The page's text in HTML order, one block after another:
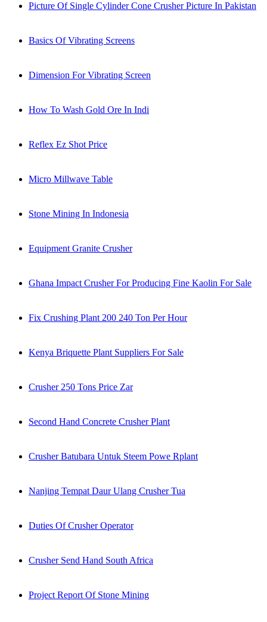
Picture Of Single Cylinder Cone Crusher Picture In Pakistan
Basics Of Vibrating Screens
Dimension For Vibrating Screen
How To Wash Gold Ore In Indi
Reflex Ez Shot Price
Micro Millwave Table
Stone Mining In Indonesia
Equipment Granite Crusher
Ghana Impact Crusher For Producing Fine Kaolin For Sale
Fix Crushing Plant 200 240 Ton Per Hour
Kenya Briquette Plant Suppliers For Sale
Crusher 250 Tons Price Zar
Second Hand Concrete Crusher Plant
Crusher Batubara Untuk Steem Powe Rplant
Nanjing Tempat Daur Ulang Crusher Tua
Duties Of Crusher Operator
Crusher Send Hand South Africa
Project Report Of Stone Mining